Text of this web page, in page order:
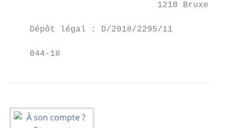
                             1210 Bruxelles
    Dépôt légal : D/2018/2295/11
    044-18